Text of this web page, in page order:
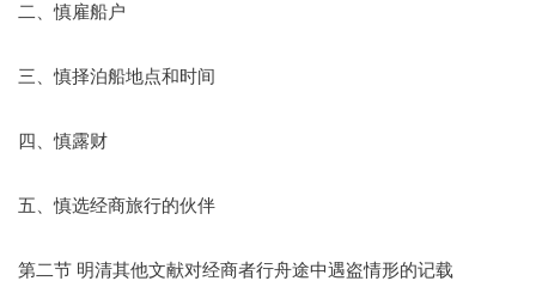
二、慎雇船户
三、慎择泊船地点和时间
四、慎露财
五、慎选经商旅行的伙伴
第二节 明清其他文献对经商者行舟途中遇盗情形的记载